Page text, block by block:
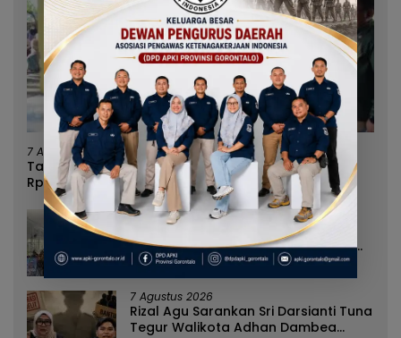
7 Agustus 2026
Tanpa Kehadiran Wali Kota, Pemprov Salurkan
Rp987 Juta Kepada 395 Pelaku UMKM Kota
Gorontalo
7 Agustus 2026
Cegah Penyebaran Paham IRET,
Satgaswil Gorontalo Edukasi Guru
dan Pelajar SMAN 1 Kabila
7 Agustus 2026
Rizal Agu Sarankan Sri Darsianti Tuna
Tegur Walikota Adhan Dambea